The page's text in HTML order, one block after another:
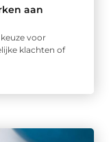
aan
voor
klachten of